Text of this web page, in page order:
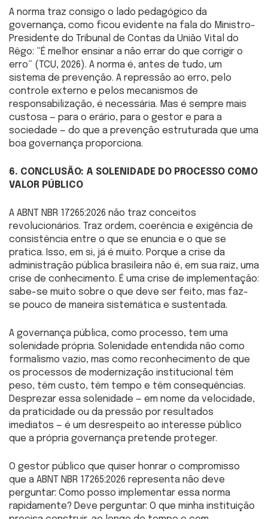
A norma traz consigo o lado pedagógico da
governança, como ficou evidente na fala do Ministro-
Presidente do Tribunal de Contas da União Vital do
Rêgo: “É melhor ensinar a não errar do que corrigir o
erro” (TCU, 2026). A norma é, antes de tudo, um
sistema de prevenção. A repressão ao erro, pelo
controle externo e pelos mecanismos de
responsabilização, é necessária. Mas é sempre mais
custosa — para o erário, para o gestor e para a
sociedade — do que a prevenção estruturada que uma
boa governança proporciona.
6. CONCLUSÃO: A SOLENIDADE DO PROCESSO COMO
VALOR PÚBLICO
A ABNT NBR 17265:2026 não traz conceitos
revolucionários. Traz ordem, coerência e exigência de
consistência entre o que se enuncia e o que se
pratica. Isso, em si, já é muito. Porque a crise da
administração pública brasileira não é, em sua raiz, uma
crise de conhecimento. É uma crise de implementação:
sabe-se muito sobre o que deve ser feito, mas faz-
se pouco de maneira sistemática e sustentada.
A governança pública, como processo, tem uma
solenidade própria. Solenidade entendida não como
formalismo vazio, mas como reconhecimento de que
os processos de modernização institucional têm
peso, têm custo, têm tempo e têm consequências.
Desprezar essa solenidade — em nome da velocidade,
da praticidade ou da pressão por resultados
imediatos — é um desrespeito ao interesse público
que a própria governança pretende proteger.
O gestor público que quiser honrar o compromisso
que a ABNT NBR 17265:2026 representa não deve
perguntar: Como posso implementar essa norma
rapidamente? Deve perguntar: O que minha instituição